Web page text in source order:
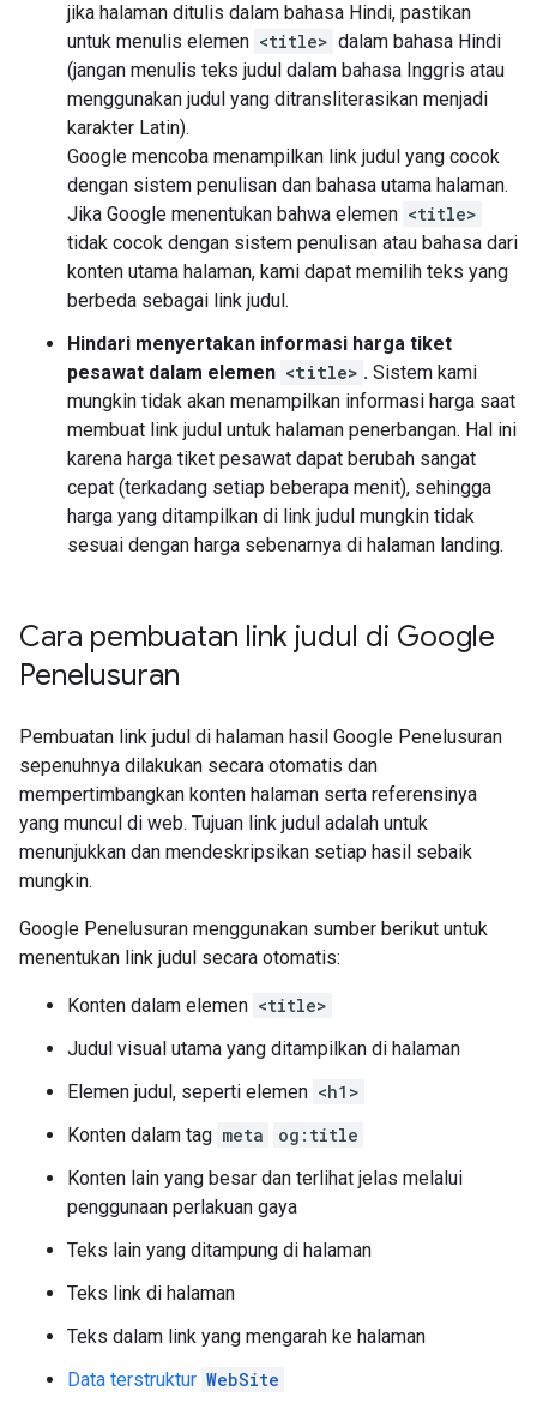
jika halaman ditulis dalam bahasa Hindi, pastikan
untuk menulis elemen <title> dalam bahasa Hindi
(jangan menulis teks judul dalam bahasa Inggris atau
menggunakan judul yang ditransliterasikan menjadi
karakter Latin).
Google mencoba menampilkan link judul yang cocok
dengan sistem penulisan dan bahasa utama halaman.
Jika Google menentukan bahwa elemen <title>
tidak cocok dengan sistem penulisan atau bahasa dari
konten utama halaman, kami dapat memilih teks yang
berbeda sebagai link judul.
Hindari menyertakan informasi harga tiket
pesawat dalam elemen <title> . Sistem kami
mungkin tidak akan menampilkan informasi harga saat
membuat link judul untuk halaman penerbangan. Hal ini
karena harga tiket pesawat dapat berubah sangat
cepat (terkadang setiap beberapa menit), sehingga
harga yang ditampilkan di link judul mungkin tidak
sesuai dengan harga sebenarnya di halaman landing.
Cara pembuatan link judul di Google
Penelusuran
Pembuatan link judul di halaman hasil Google Penelusuran
sepenuhnya dilakukan secara otomatis dan
mempertimbangkan konten halaman serta referensinya
yang muncul di web. Tujuan link judul adalah untuk
menunjukkan dan mendeskripsikan setiap hasil sebaik
mungkin.
Google Penelusuran menggunakan sumber berikut untuk
menentukan link judul secara otomatis:
Konten dalam elemen <title>
Judul visual utama yang ditampilkan di halaman
Elemen judul, seperti elemen <h1>
Konten dalam tag meta
og:title
Konten lain yang besar dan terlihat jelas melalui
penggunaan perlakuan gaya
Teks lain yang ditampung di halaman
Teks link di halaman
Teks dalam link yang mengarah ke halaman
Data terstruktur WebSite